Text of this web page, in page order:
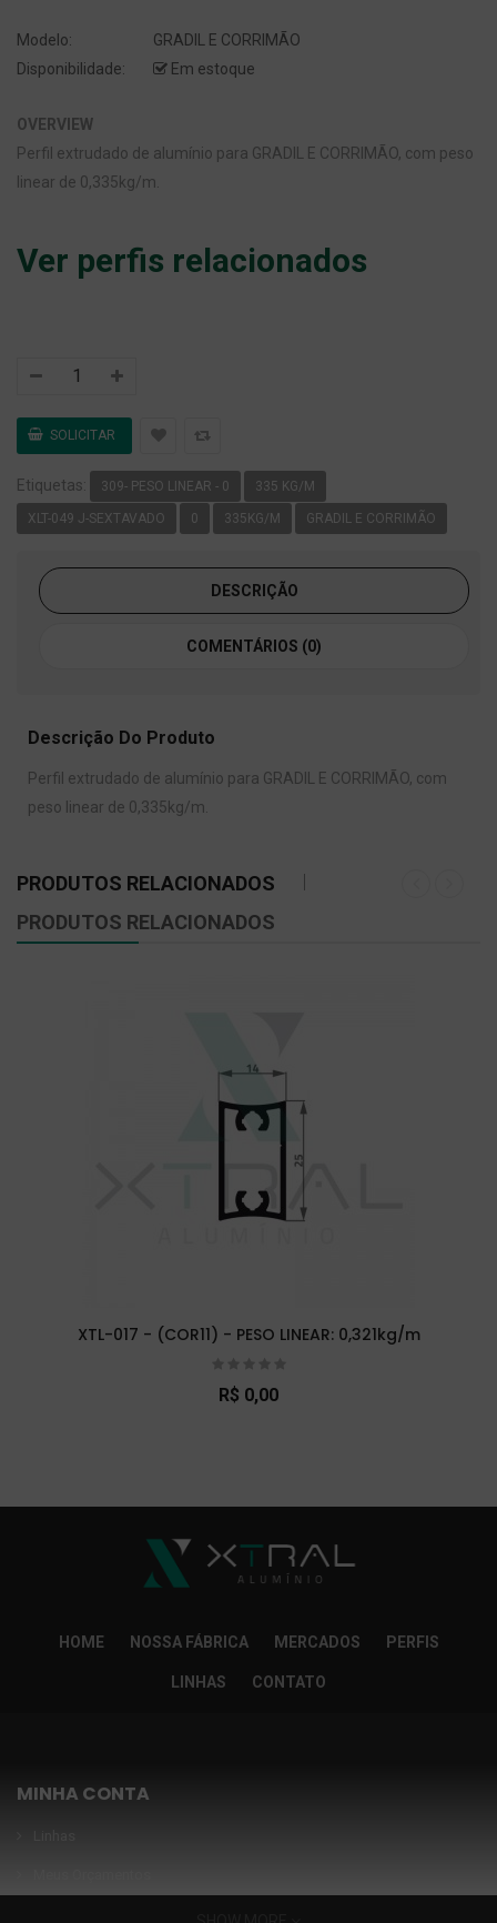
Modelo:
GRADIL E CORRIMÃO
Disponibilidade:
Em estoque
OVERVIEW
Perfil extrudado de alumínio para GRADIL E CORRIMÃO, com peso
linear de 0,335kg/m.
Ver perfis relacionados
Etiquetas: 309- PESO LINEAR - 0 335 KG/M
XLT-049 J-SEXTAVADO 0 335KG/M GRADIL E CORRIMÃO
DESCRIÇÃO
COMENTÁRIOS (0)
Descrição Do Produto
Perfil extrudado de alumínio para GRADIL E CORRIMÃO, com
peso linear de 0,335kg/m.
PRODUTOS RELACIONADOS
PRODUTOS RELACIONADOS
XTL-017 - (COR11) - PESO LINEAR: 0,321kg/m
R$ 0,00
HOME NOSSA FÁBRICA MERCADOS PERFIS
LINHAS CONTATO
MINHA CONTA